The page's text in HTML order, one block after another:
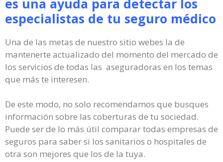
especialistas de tu seguro médico
Una de las metas de nuestro sitio webes la de
mantenerte actualizado del momento del mercado de
los servicios de todas las aseguradoras en los temas
que más te interesen.
De este modo, no solo recomendamos que busques
información sobre las coberturas de tu sociedad.
Puede ser de lo más útil comparar todas empresas de
seguros para saber si los sanitarios o hospitales de
otra son mejores que los de la tuya.